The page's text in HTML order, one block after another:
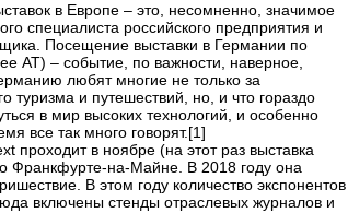
в Европе – ​это, несомненно, значимое
специалиста российского предприятия и
Посещение выставки в Германии по
АТ) – ​событие, по важности, наверное,
любят многие не только за
туризма и путешествий, но, и что гораздо
в мир высоких технологий, и особенно
все так много говорят.[1]
проходит в ноябре (на этот раз выставка
Франкфурте-на-Майне. В 2018 году она
В этом году количество экспонентов
включены стенды отраслевых журналов и